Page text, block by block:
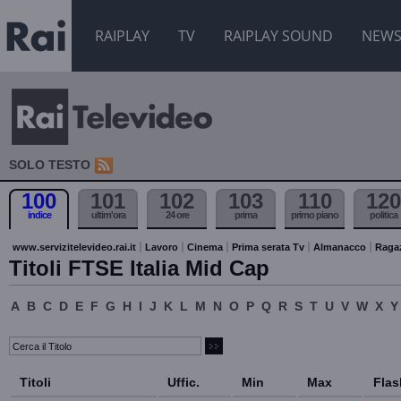
RAIPLAY TV RAIPLAY SOUND NEWS
SOLO TESTO
100
indice
101
ultim'ora
102
24 ore
103
prima
110
primo piano
120
politica
www.servizitelevideo.rai.it Lavoro Cinema Prima serata Tv Almanacco
Titoli FTSE Italia Mid Cap
A B C D E F G H I J K L M N O P Q R S T U V W X Y
Titoli Uffic. Min Max